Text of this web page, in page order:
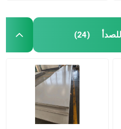
(24)